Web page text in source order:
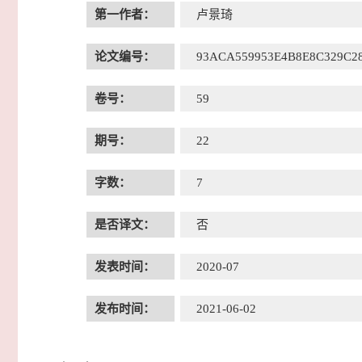
第一作者： 卢景琦
论文编号：
卷号： 59
期号： 22
字数： 7
是否译文： 否
发表时间： 2020-07
发布时间： 2021-06-02